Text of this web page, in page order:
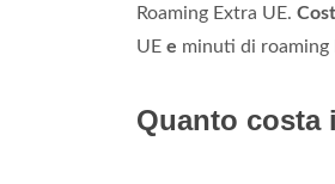
Roaming Extra UE.
UE e minuti di roaming
Quanto costa